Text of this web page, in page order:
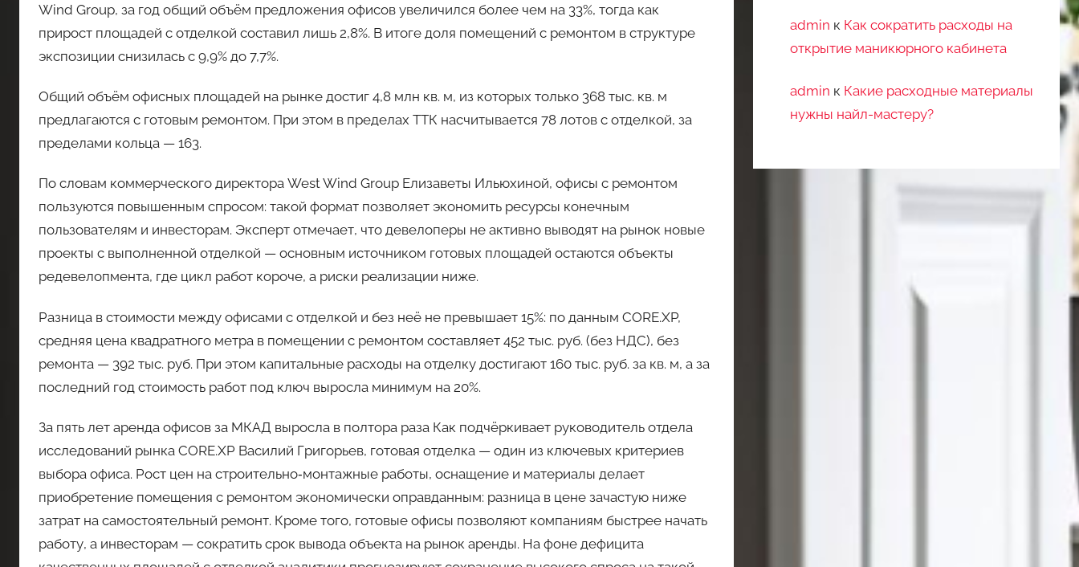
Wind Group, за год общий объём предложения офисов увеличился более чем на 33%, тогда как
прирост площадей с отделкой составил лишь 2,8%. В итоге доля помещений с ремонтом в структуре
экспозиции снизилась с 9,9% до 7,7%.
Общий объём офисных площадей на рынке достиг 4,8 млн кв. м, из которых только 368 тыс. кв. м
предлагаются с готовым ремонтом. При этом в пределах ТТК насчитывается 78 лотов с отделкой, за
пределами кольца — 163.
По словам коммерческого директора West Wind Group Елизаветы Ильюхиной, офисы с ремонтом
пользуются повышенным спросом: такой формат позволяет экономить ресурсы конечным
пользователям и инвесторам. Эксперт отмечает, что девелоперы не активно выводят на рынок новые
проекты с выполненной отделкой — основным источником готовых площадей остаются объекты
редевелопмента, где цикл работ короче, а риски реализации ниже.
Разница в стоимости между офисами с отделкой и без неё не превышает 15%: по данным CORE.XP,
средняя цена квадратного метра в помещении с ремонтом составляет 452 тыс. руб. (без НДС), без
ремонта — 392 тыс. руб. При этом капитальные расходы на отделку достигают 160 тыс. руб. за кв. м, а за
последний год стоимость работ под ключ выросла минимум на 20%.
За пять лет аренда офисов за МКАД выросла в полтора раза Как подчёркивает руководитель отдела
исследований рынка CORE.XP Василий Григорьев, готовая отделка — один из ключевых критериев
выбора офиса. Рост цен на строительно‑монтажные работы, оснащение и материалы делает
приобретение помещения с ремонтом экономически оправданным: разница в цене зачастую ниже
затрат на самостоятельный ремонт. Кроме того, готовые офисы позволяют компаниям быстрее начать
работу, а инвесторам — сократить срок вывода объекта на рынок аренды. На фоне дефицита
admin к Как сократить расходы на
открытие маникюрного кабинета
admin к Какие расходные материалы
нужны найл-мастеру?